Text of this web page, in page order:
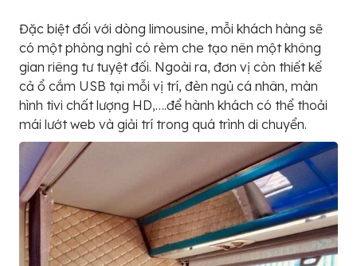
Đặc biệt đối với dòng limousine, mỗi khách hàng sẽ
có một phòng nghỉ có rèm che tạo nên một không
gian riêng tư tuyệt đối. Ngoài ra, đơn vị còn thiết kế
cả ổ cắm USB tại mỗi vị trí, đèn ngủ cá nhân, màn
hình tivi chất lượng HD,….để hành khách có thể thoải
mái lướt web và giải trí trong quá trình di chuyển.